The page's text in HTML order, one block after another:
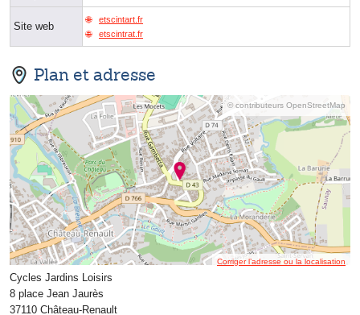
Site web
etscintart.fr
etscintrat.fr
Plan et adresse
© contributeurs OpenStreetMap
Corriger l’adresse ou la localisation
Cycles Jardins Loisirs
8 place Jean Jaurès
37110 Château-Renault